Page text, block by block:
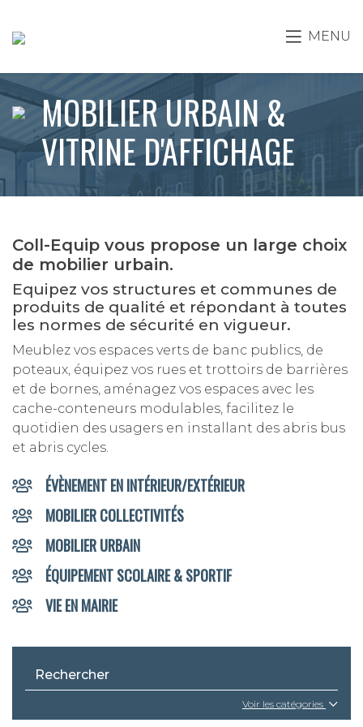
MENU
MOBILIER URBAIN &
VITRINE D'AFFICHAGE
Coll-Equip vous propose un large choix
de mobilier urbain.
Equipez vos structures et communes de
produits de qualité et répondant à toutes
les normes de sécurité en vigueur.
Meublez vos espaces verts de banc publics, de
poteaux, équipez vos rues et trottoirs de barrières
et de bornes, aménagez vos espaces avec les
cache-conteneurs modulables, facilitez le
quotidien des usagers en installant des abris bus
et abris cycles.
ÉVÈNEMENT EN INTÉRIEUR/EXTÉRIEUR
MOBILIER COLLECTIVITÉS
MOBILIER URBAIN
ÉQUIPEMENT SCOLAIRE & SPORTIF
VIE EN MAIRIE
Voir les catégories